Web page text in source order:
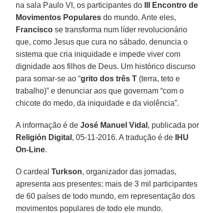
na sala Paulo VI, os participantes do III Encontro de
Movimentos Populares do mundo. Ante eles,
Francisco se transforma num líder revolucionário
que, como Jesus que cura no sábado, denuncia o
sistema que cria iniquidade e impede viver com
dignidade aos filhos de Deus. Um histórico discurso
para somar-se ao “grito dos três T (terra, teto e
trabalho)” e denunciar aos que governam “com o
chicote do medo, da iniquidade e da violência”.
A informação é deJosé Manuel Vidal , publicada por
Religión Digital , 05-11-2016. A tradução é de
IHU
On-Line.
O cardealTurkson, organizador das jornadas,
apresenta aos presentes: mais de 3 mil participantes
de 60 países de todo mundo, em representação dos
movimentos populares de todo ele mundo.